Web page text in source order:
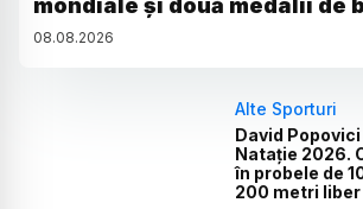
mondiale și două medalii de
08.08.2026
Alte Sporturi
David
Natație 2026.
în probele de
200 metri liber